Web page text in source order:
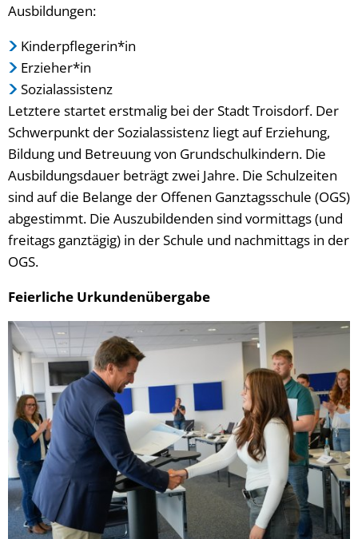
Ausbildungen:
Kinderpflegerin*in
Erzieher*in
Sozialassistenz
Letztere startet erstmalig bei der Stadt Troisdorf. Der
Schwerpunkt der Sozialassistenz liegt auf Erziehung,
Bildung und Betreuung von Grundschulkindern. Die
Ausbildungsdauer beträgt zwei Jahre. Die Schulzeiten
sind auf die Belange der Offenen Ganztagsschule (OGS)
abgestimmt. Die Auszubildenden sind vormittags (und
freitags ganztägig) in der Schule und nachmittags in der
OGS.
Feierliche Urkundenübergabe